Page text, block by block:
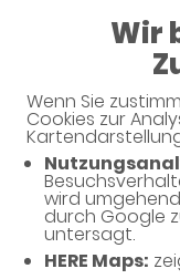
Wir
Wenn Sie
Cookies zur
wird
durch Google
untersagt.
HERE Maps:
Unsere
Unsere